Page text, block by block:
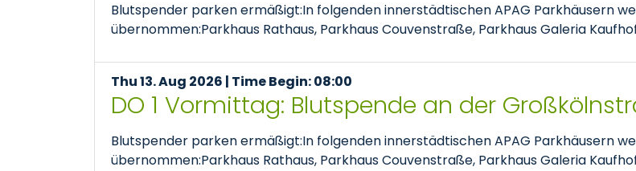
Blutspender parken ermäßigt:In folgenden innerstädtischen APAG Parkhäusern
übernommen:Parkhaus Rathaus, Parkhaus Couvenstraße, Parkhaus Galeria
Thu 13. Aug 2026 | Time Begin: 08:00
DO 1 Vormittag: Blutspende an der
Blutspender parken ermäßigt:In folgenden innerstädtischen APAG Parkhäusern
übernommen:Parkhaus Rathaus, Parkhaus Couvenstraße, Parkhaus Galeria